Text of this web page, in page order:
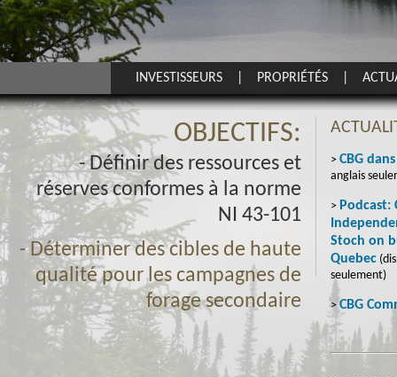
INVESTISSEURS PROPRIÉTÉS
OBJECTIFS:
- Définir des ressources et
réserves conformes à la norme
NI 43-101
- Déterminer des cibles de haute
qualité pour les campagnes de
forage secondaire
> CBG
anglais
> Podcast:
Stoch on
Quebec
seulement)
>CBG